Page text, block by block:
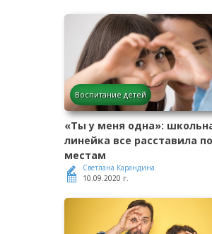
Воспитание детей
«Ты у меня одна»:
линейка все расставила
местам
Светлана Карандина
10.09.2020 г.